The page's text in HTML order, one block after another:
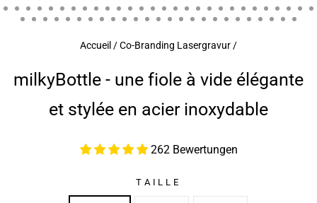
(ESC)
Accueil /Co-Branding Lasergravur/
milkyBottle - une fiole à vide élégante
et stylée en acier inoxydable
262 Bewertungen
TAILLE